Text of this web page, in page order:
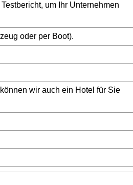
um Ihr Unternehmen
oder per Boot).
wir auch ein Hotel für Sie